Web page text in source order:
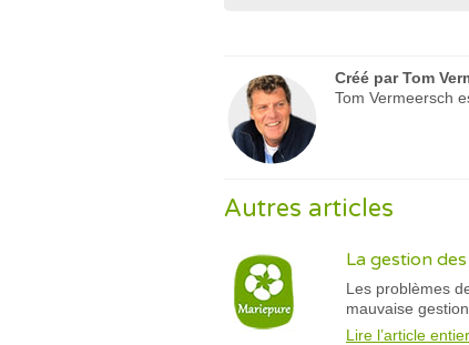
Créé parTom
Tom Vermeersch
Autres articles
La gestion
Les problèmes
mauvaise
Lire l’article entier